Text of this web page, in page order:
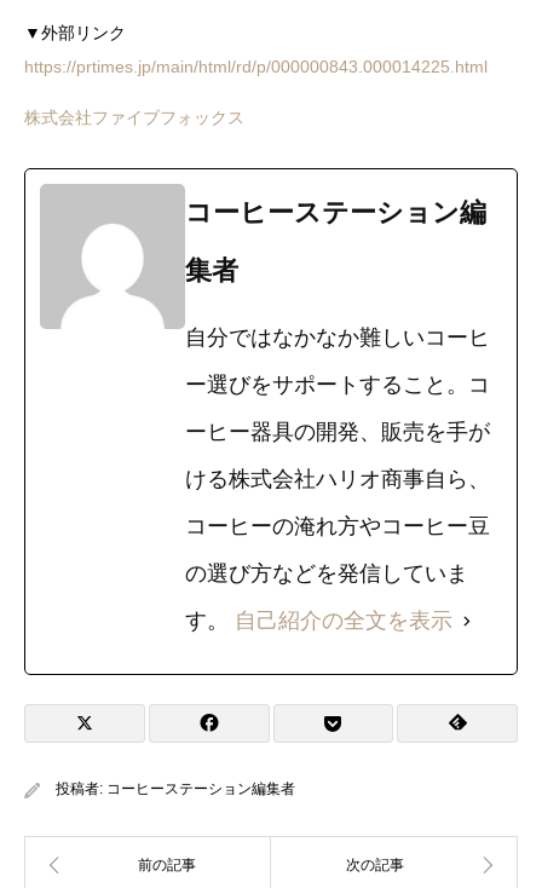
▼外部リンク
https://prtimes.jp/main/html/rd/p/000000843.000014225.html
株式会社ファイブフォックス
コーヒーステーション編
集者
自分ではなかなか難しいコーヒ
ー選びをサポートすること。コ
ーヒー器具の開発、販売を手が
ける株式会社ハリオ商事自ら、
コーヒーの淹れ方やコーヒー豆
の選び方などを発信していま
す。 自己紹介の全文を表示
投稿者: コーヒーステーション編集者